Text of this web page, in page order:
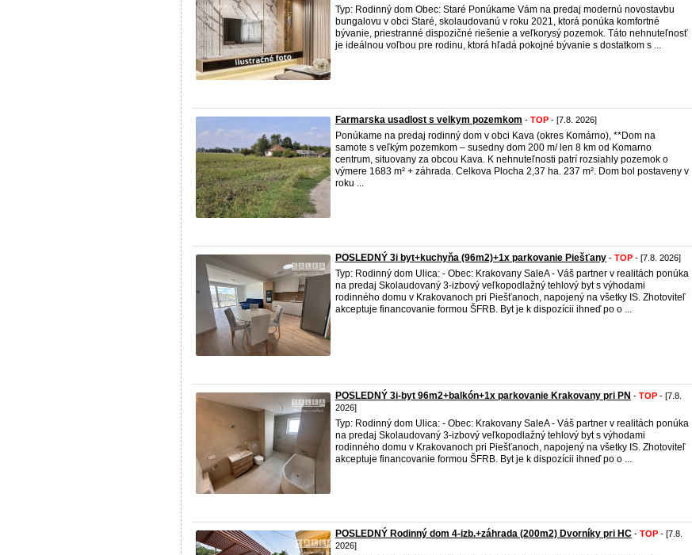
Typ: Rodinný dom Obec: Staré Ponúkame Vám na predaj modernú novostavbu
bungalovu v obci Staré, skolaudovanú v roku 2021, ktorá ponúka komfortné
bývanie, priestranné dispozičné riešenie a veľkorysý pozemok. Táto nehnuteľnosť
je ideálnou voľbou pre rodinu, ktorá hľadá pokojné bývanie s dostatkom s ...
Farmarska usadlost s velkym pozemkom - TOP - [7.8. 2026]
Ponúkame na predaj rodinný dom v obci Kava (okres Komárno), **Dom na
samote s veľkým pozemkom – susedny dom 200 m/ len 8 km od Komarno
centrum, situovany za obcou Kava. K nehnuteľnosti patrí rozsiahly pozemok o
výmere 1683 m² + záhrada. Celkova Plocha 2,37 ha. 237 m². Dom bol postaveny v
roku ...
POSLEDNÝ 3i byt+kuchyňa (96m2)+1x parkovanie Piešťany - TOP - [7.8. 2026]
Typ: Rodinný dom Ulica: - Obec: Krakovany SaleA - Váš partner v realitách ponúka
na predaj Skolaudovaný 3-izbový veľkopodlažný tehlový byt s výhodami
rodinného domu v Krakovanoch pri Piešťanoch, napojený na všetky IS. Zhotoviteľ
akceptuje financovanie formou ŠFRB. Byt je k dispozícii ihneď po o ...
POSLEDNÝ 3i-byt 96m2+balkón+1x parkovanie Krakovany pri PN - TOP - [7.8.
2026]
Typ: Rodinný dom Ulica: - Obec: Krakovany SaleA - Váš partner v realitách ponúka
na predaj Skolaudovaný 3-izbový veľkopodlažný tehlový byt s výhodami
rodinného domu v Krakovanoch pri Piešťanoch, napojený na všetky IS. Zhotoviteľ
akceptuje financovanie formou ŠFRB. Byt je k dispozícii ihneď po o ...
POSLEDNÝ Rodinný dom 4-izb.+záhrada (200m2) Dvorníky pri HC - TOP - [7.8.
2026]